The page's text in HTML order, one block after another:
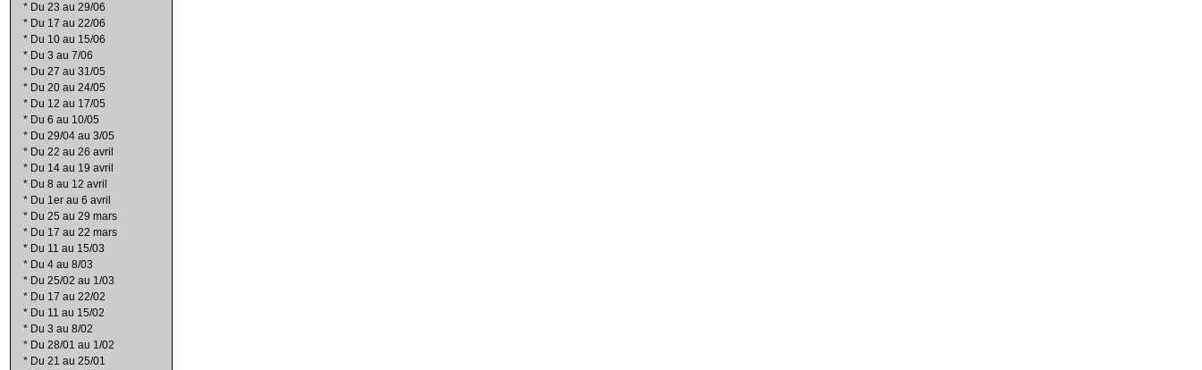
* Du 23 au 29/06
* Du 17 au 22/06
* Du 10 au 15/06
* Du 3 au 7/06
* Du 27 au 31/05
* Du 20 au 24/05
* Du 12 au 17/05
* Du 6 au 10/05
* Du 29/04 au 3/05
* Du 22 au 26 avril
* Du 14 au 19 avril
* Du 8 au 12 avril
* Du 1er au 6 avril
* Du 25 au 29 mars
* Du 17 au 22 mars
* Du 11 au 15/03
* Du 4 au 8/03
* Du 25/02 au 1/03
* Du 17 au 22/02
* Du 11 au 15/02
* Du 3 au 8/02
* Du 28/01 au 1/02
* Du 21 au 25/01